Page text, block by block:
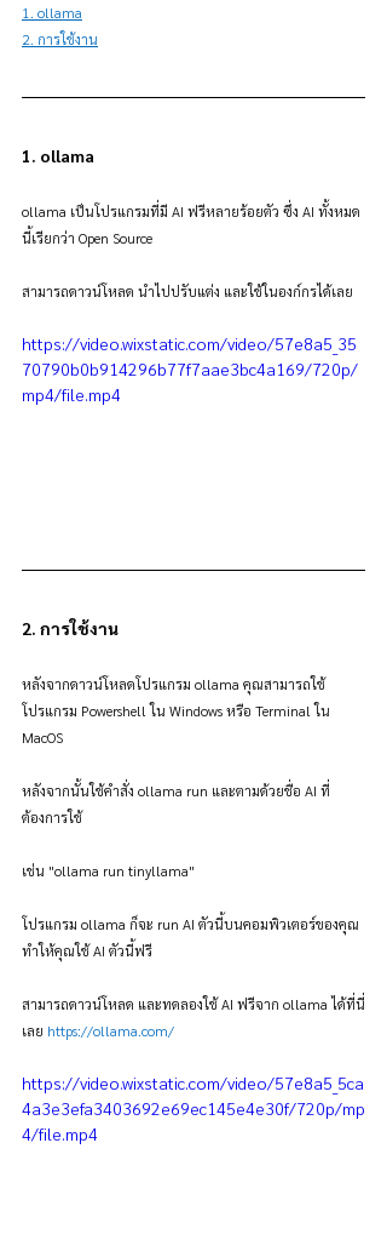
1. ollama
2. การใช้งาน
1. ollama
ollama เป็นโปรแกรมที่มี AI ฟรีหลายร้อยตัว ซึ่ง AI ทั้งหมด
นี้เรียกว่า Open Source
สามารถดาวน์โหลด นำไปปรับแต่ง และใช้ในองก์กรได้เลย
https://video.wixstatic.com/video/57e8a5_35
70790b0b914296b77f7aae3bc4a169/720p/
mp4/file.mp4
2. การใช้งาน
หลังจากดาวน์โหลดโปรแกรม ollama คุณสามารถใช้
โปรแกรม Powershell ใน Windows หรือ Terminal ใน
MacOS
หลังจากนั้นใช้คำสั่ง ollama run และตามด้วยชื่อ AI ที่
ต้องการใช้
เช่น "ollama run tinyllama"
โปรแกรม ollama ก็จะ run AI ตัวนี้บนคอมพิวเตอร์ของคุณ
ทำให้คุณใช้ AI ตัวนี้ฟรี
สามารถดาวน์โหลด และทดลองใช้ AI ฟรีจาก ollama ได้ที่นี่
เลย https://ollama.com/
https://video.wixstatic.com/video/57e8a5_5ca
4a3e3efa3403692e69ec145e4e30f/720p/mp
4/file.mp4